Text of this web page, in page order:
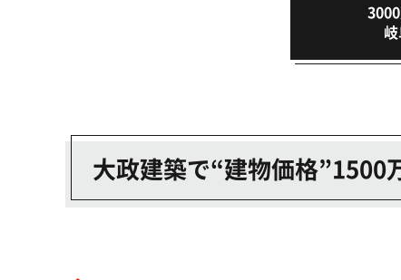
大政建築で“建物価格”1500